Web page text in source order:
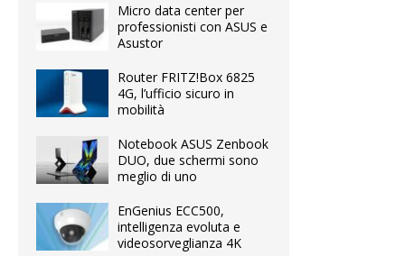
Micro data center per
professionisti con ASUS e
Asustor
Router FRITZ!Box 6825
4G, l’ufficio sicuro in
mobilità
Notebook ASUS Zenbook
DUO, due schermi sono
meglio di uno
EnGenius ECC500,
intelligenza evoluta e
videosorveglianza 4K